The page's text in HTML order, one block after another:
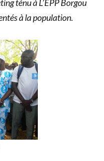
ténu à L’EPP Borgou
à la population.